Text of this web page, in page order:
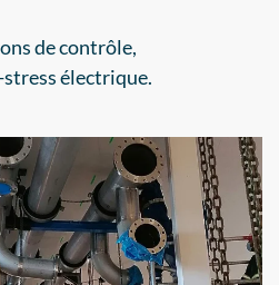
de contrôle,
électrique.